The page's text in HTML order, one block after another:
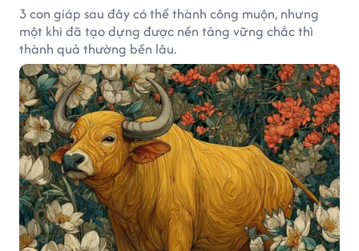
3 con giáp sau đây có thể thành công muộn, nhưng
một khi đã tạo dựng được nền tảng vững chắc thì
thành quả thường bền lâu.